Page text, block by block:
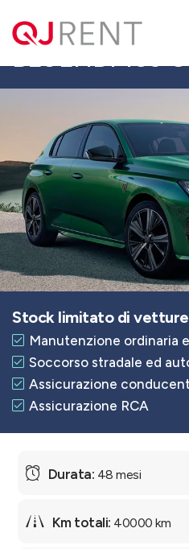
PEUGEOT 308
BLUEHDI 130
Stock limitato di vetture
Manutenzione ordinaria
Soccorso stradale ed
Assicurazione
Assicurazione RCA
48 mesi
40000 km